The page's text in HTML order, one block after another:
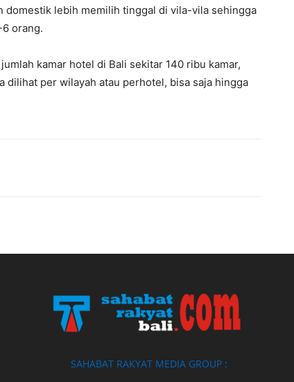
domestik lebih memilih tinggal di vila-vila sehingga
orang.
kamar hotel di Bali sekitar 140 ribu kamar,
dilihat per wilayah atau perhotel, bisa saja hingga
SAHABAT RAKYAT MEDIA GROUP :